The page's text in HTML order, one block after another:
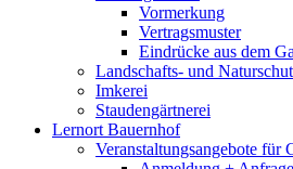
Vormerkung
Vertragsmuster
Eindrücke aus dem
Landschafts- und
Imkerei
Staudengärtnerei
Lernort Bauernhof
Veranstaltungsangebote für